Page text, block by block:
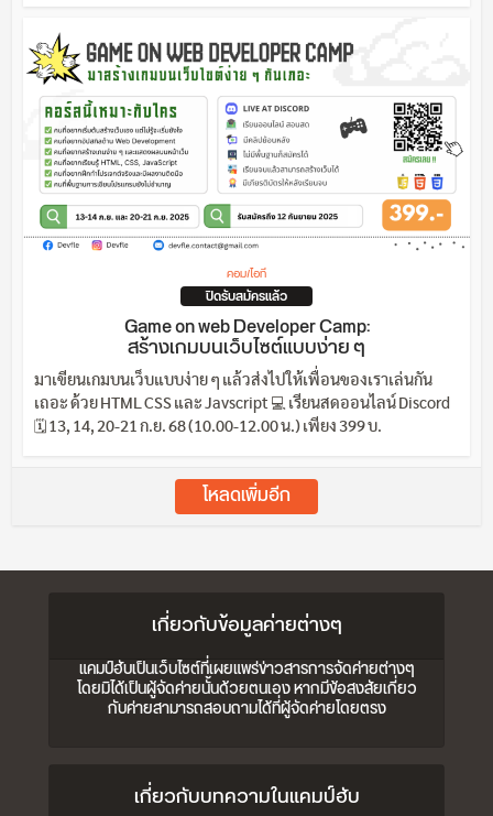
คอม/ไอที
ปิดรับสมัครแล้ว
Game on web Developer Camp:
สร้างเกมบนเว็บไซต์แบบง่าย ๆ
มาเขียนเกมบนเว็บแบบง่าย ๆ แล้วส่งไปให้เพื่อนของเราเล่นกัน
เถอะ ด้วย HTML CSS และ Javscript 💻 เรียนสดออนไลน์ Discord
🗓️ 13, 14, 20-21 ก.ย. 68 (10.00-12.00 น.) เพียง 399 บ.
โหลดเพิ่มอีก
เกี่ยวกับข้อมูลค่ายต่างๆ
แคมป์ฮับเป็นเว็บไซต์ที่เผยแพร่ข่าวสารการจัดค่ายต่างๆ
โดยมิได้เป็นผู้จัดค่ายนั้นด้วยตนเอง หากมีข้อสงสัยเกี่ยว
กับค่ายสามารถสอบถามได้ที่ผู้จัดค่ายโดยตรง
เกี่ยวกับบทความในแคมป์ฮับ